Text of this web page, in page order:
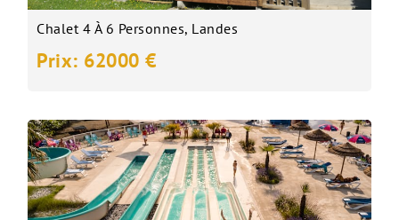
Chalet 4 À 6 Personnes, Landes
Prix: 62000 €